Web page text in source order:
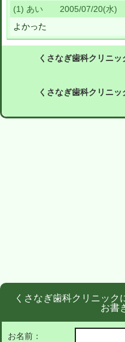
(1) あい 2005/07/20(水)
よかった
くさなぎ歯科クリニッ
くさなぎ歯科クリニッ
くさなぎ歯科クリニック
お書
お名前：